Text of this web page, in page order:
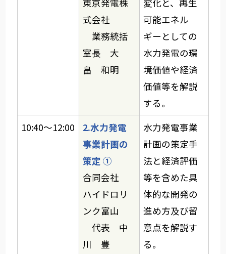
東京発電株
式会社
業務統括
室長 大
畠 和明
変化と、再生
可能エネル
ギーとしての
水力発電の環
境価値や経済
価値等を解説
する。
10:40～12:00
2.水力発電
事業計画の
策定 ①
合同会社
ハイドロリ
ンク富山
代表 中
川 豊
水力発電事業
計画の策定手
法と経済評価
等を含めた具
体的な開発の
進め方及び留
意点を解説す
る。